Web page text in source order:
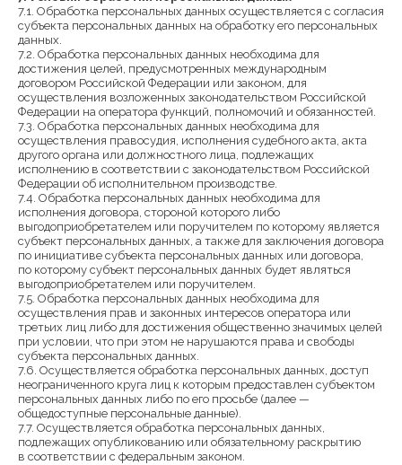
7.1. Обработка персональных данных осуществляется с согласия
субъекта персональных данных на обработку его персональных
данных.
7.2. Обработка персональных данных необходима для
достижения целей, предусмотренных международным
договором Российской Федерации или законом, для
осуществления возложенных законодательством Российской
Федерации на оператора функций, полномочий и обязанностей.
7.3. Обработка персональных данных необходима для
осуществления правосудия, исполнения судебного акта, акта
другого органа или должностного лица, подлежащих
исполнению в соответствии с законодательством Российской
Федерации об исполнительном производстве.
7.4. Обработка персональных данных необходима для
исполнения договора, стороной которого либо
выгодоприобретателем или поручителем по которому является
субъект персональных данных, а также для заключения договора
по инициативе субъекта персональных данных или договора,
по которому субъект персональных данных будет являться
выгодоприобретателем или поручителем.
7.5. Обработка персональных данных необходима для
осуществления прав и законных интересов оператора или
третьих лиц либо для достижения общественно значимых целей
при условии, что при этом не нарушаются права и свободы
субъекта персональных данных.
7.6. Осуществляется обработка персональных данных, доступ
неограниченного круга лиц к которым предоставлен субъектом
персональных данных либо по его просьбе (далее —
общедоступные персональные данные).
7.7. Осуществляется обработка персональных данных,
подлежащих опубликованию или обязательному раскрытию
в соответствии с федеральным законом.